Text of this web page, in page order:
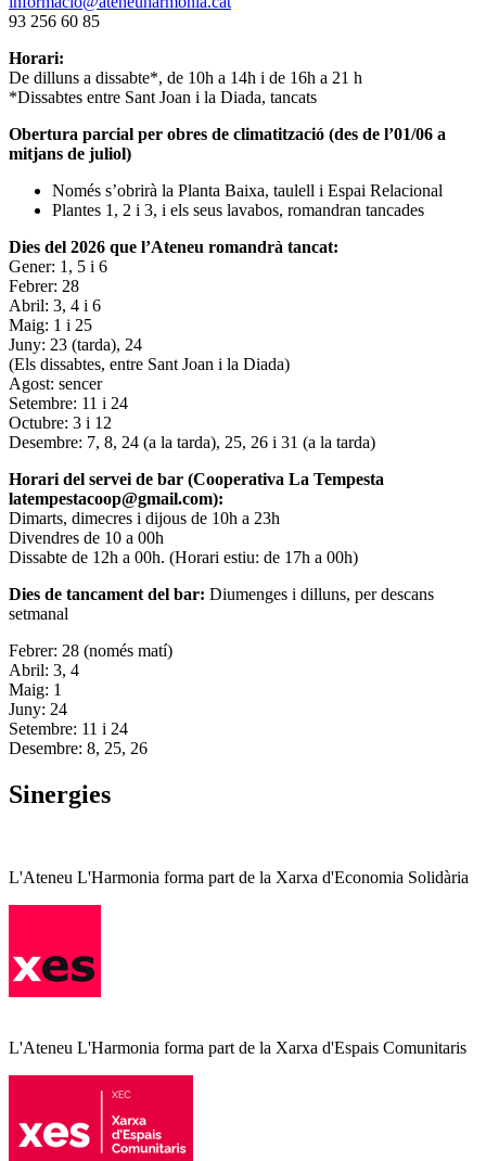
93 256 60 85
Horari:
De dilluns a dissabte*, de 10h a 14h i de 16h a 21 h
*Dissabtes entre Sant Joan i la Diada, tancats
Obertura parcial per obres de climatització (des de l’01/06 a
mitjans de juliol)
Només s’obrirà la Planta Baixa, taulell i Espai Relacional
Plantes 1, 2 i 3, i els seus lavabos, romandran tancades
Dies del 2026 que l’Ateneu romandrà tancat:
Gener: 1, 5 i 6
Febrer: 28
Abril: 3, 4 i 6
Maig: 1 i 25
Juny: 23 (tarda), 24
(Els dissabtes, entre Sant Joan i la Diada)
Agost: sencer
Setembre: 11 i 24
Octubre: 3 i 12
Desembre: 7, 8, 24 (a la tarda), 25, 26 i 31 (a la tarda)
Horari del servei de bar (Cooperativa La Tempesta
latempestacoop@gmail.com):
Dimarts, dimecres i dijous de 10h a 23h
Divendres de 10 a 00h
Dissabte de 12h a 00h. (Horari estiu: de 17h a 00h)
Dies de tancament del bar: Diumenges i dilluns, per descans
setmanal
Febrer: 28 (només matí)
Abril: 3, 4
Maig: 1
Juny: 24
Setembre: 11 i 24
Desembre: 8, 25, 26
Sinergies
L'Ateneu L'Harmonia forma part de la Xarxa d'Economia Solidària
L'Ateneu L'Harmonia forma part de la Xarxa d'Espais Comunitaris